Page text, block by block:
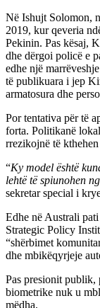
Në Ishujt Solomon,
2019, kur qeveria
Pekinin. Pas kësaj,
dhe dërgoi policë e
edhe një
të publikuara i jep
armatosura dhe
Por tentativa për të
forta. Politikanë
rrezikojnë të
“Ky model është
lehtë të spiunohen
sekretar special i
Edhe në Australi
Strategic Policy
“shërbimet
dhe mbikëqyrjeje
Pas presionit publik,
biometrike nuk u
mëdha.